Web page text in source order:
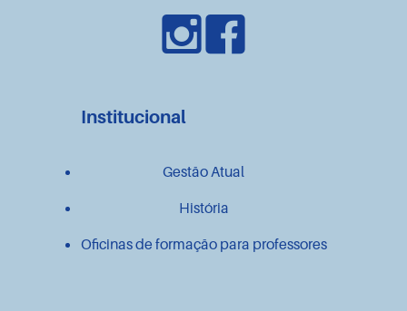
Institucional
Gestão Atual
História
Oficinas de formação para professores